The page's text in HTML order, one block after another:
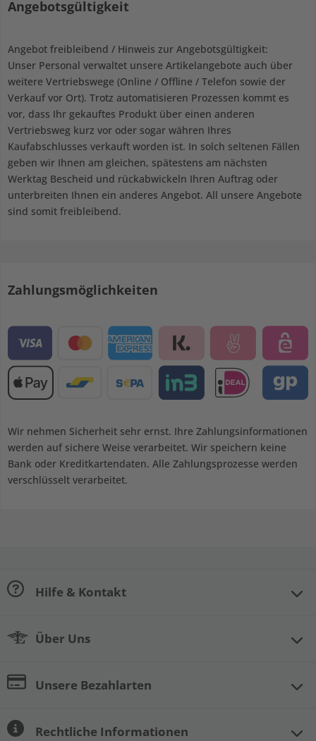
Angebotsgültigkeit
Angebot freibleibend / Hinweis zur Angebotsgültigkeit:
Unser Personal verwaltet unsere Artikelangebote auch über
weitere Vertriebswege (Online / Offline / Telefon sowie der
Verkauf vor Ort). Trotz automatisieren Prozessen kommt es
vor, dass Ihr gekauftes Produkt über einen anderen
Vertriebsweg kurz vor oder sogar währen Ihres
Kaufabschlusses verkauft worden ist. In solch seltenen Fällen
geben wir Ihnen am gleichen, spätestens am nächsten
Werktag Bescheid und rückabwickeln Ihren Auftrag oder
unterbreiten Ihnen ein anderes Angebot. All unsere Angebote
sind somit freibleibend.
Zahlungsmöglichkeiten
Wir nehmen Sicherheit sehr ernst. Ihre Zahlungsinformationen
werden auf sichere Weise verarbeitet. Wir speichern keine
Bank oder Kreditkartendaten. Alle Zahlungsprozesse werden
verschlüsselt verarbeitet.
Hilfe & Kontakt
Über Uns
Unsere Bezahlarten
Rechtliche Informationen